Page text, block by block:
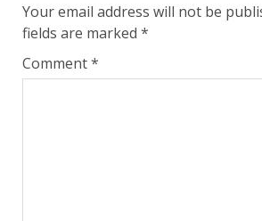
Your email address will not be
fields are marked *
Comment*